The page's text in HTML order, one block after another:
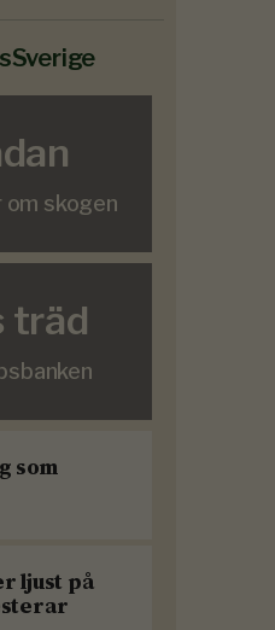
skogen
träd
som
ljust på